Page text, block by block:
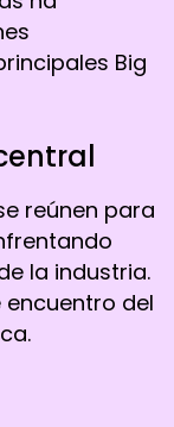
Big
reúnen para
la industria.
encuentro del